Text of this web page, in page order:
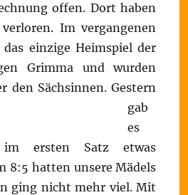
offen. Dort haben
Im vergangenen
einzige Heimspiel der
Grimma und wurden
den Sächsinnen.Gestern
gab
es
ersten Satz etwas
8:5 hatten unsere Mädels
ging nicht mehr viel. Mit